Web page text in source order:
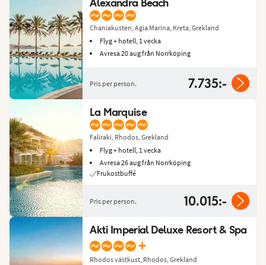
Chaniakusten, Agia Marina, Kreta, Grekland
Flyg + hotell, 1 vecka
Avresa 20 aug från Norrköping
Pris per person. 7.735:-
La Marquise
Faliraki, Rhodos, Grekland
Flyg + hotell, 1 vecka
Avresa 26 aug från Norrköping
Frukostbuffé
Pris per person. 10.015:-
Akti Imperial Deluxe Resort & Spa
+
Rhodos västkust, Rhodos, Grekland